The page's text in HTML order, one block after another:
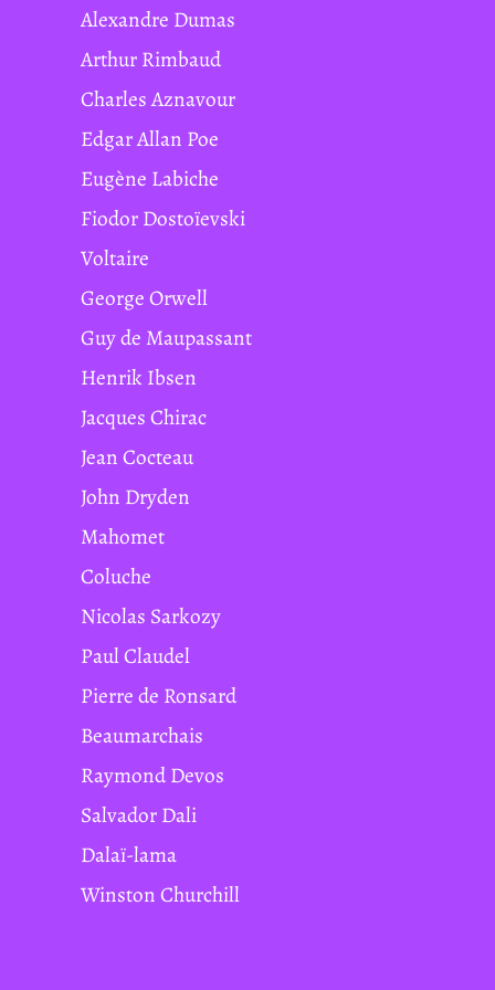
Alexandre Dumas
Arthur Rimbaud
Charles Aznavour
Edgar Allan Poe
Eugène Labiche
Fiodor Dostoïevski
Voltaire
George Orwell
Guy de Maupassant
Henrik Ibsen
Jacques Chirac
Jean Cocteau
John Dryden
Mahomet
Coluche
Nicolas Sarkozy
Paul Claudel
Pierre de Ronsard
Beaumarchais
Raymond Devos
Salvador Dali
Dalaï-lama
Winston Churchill